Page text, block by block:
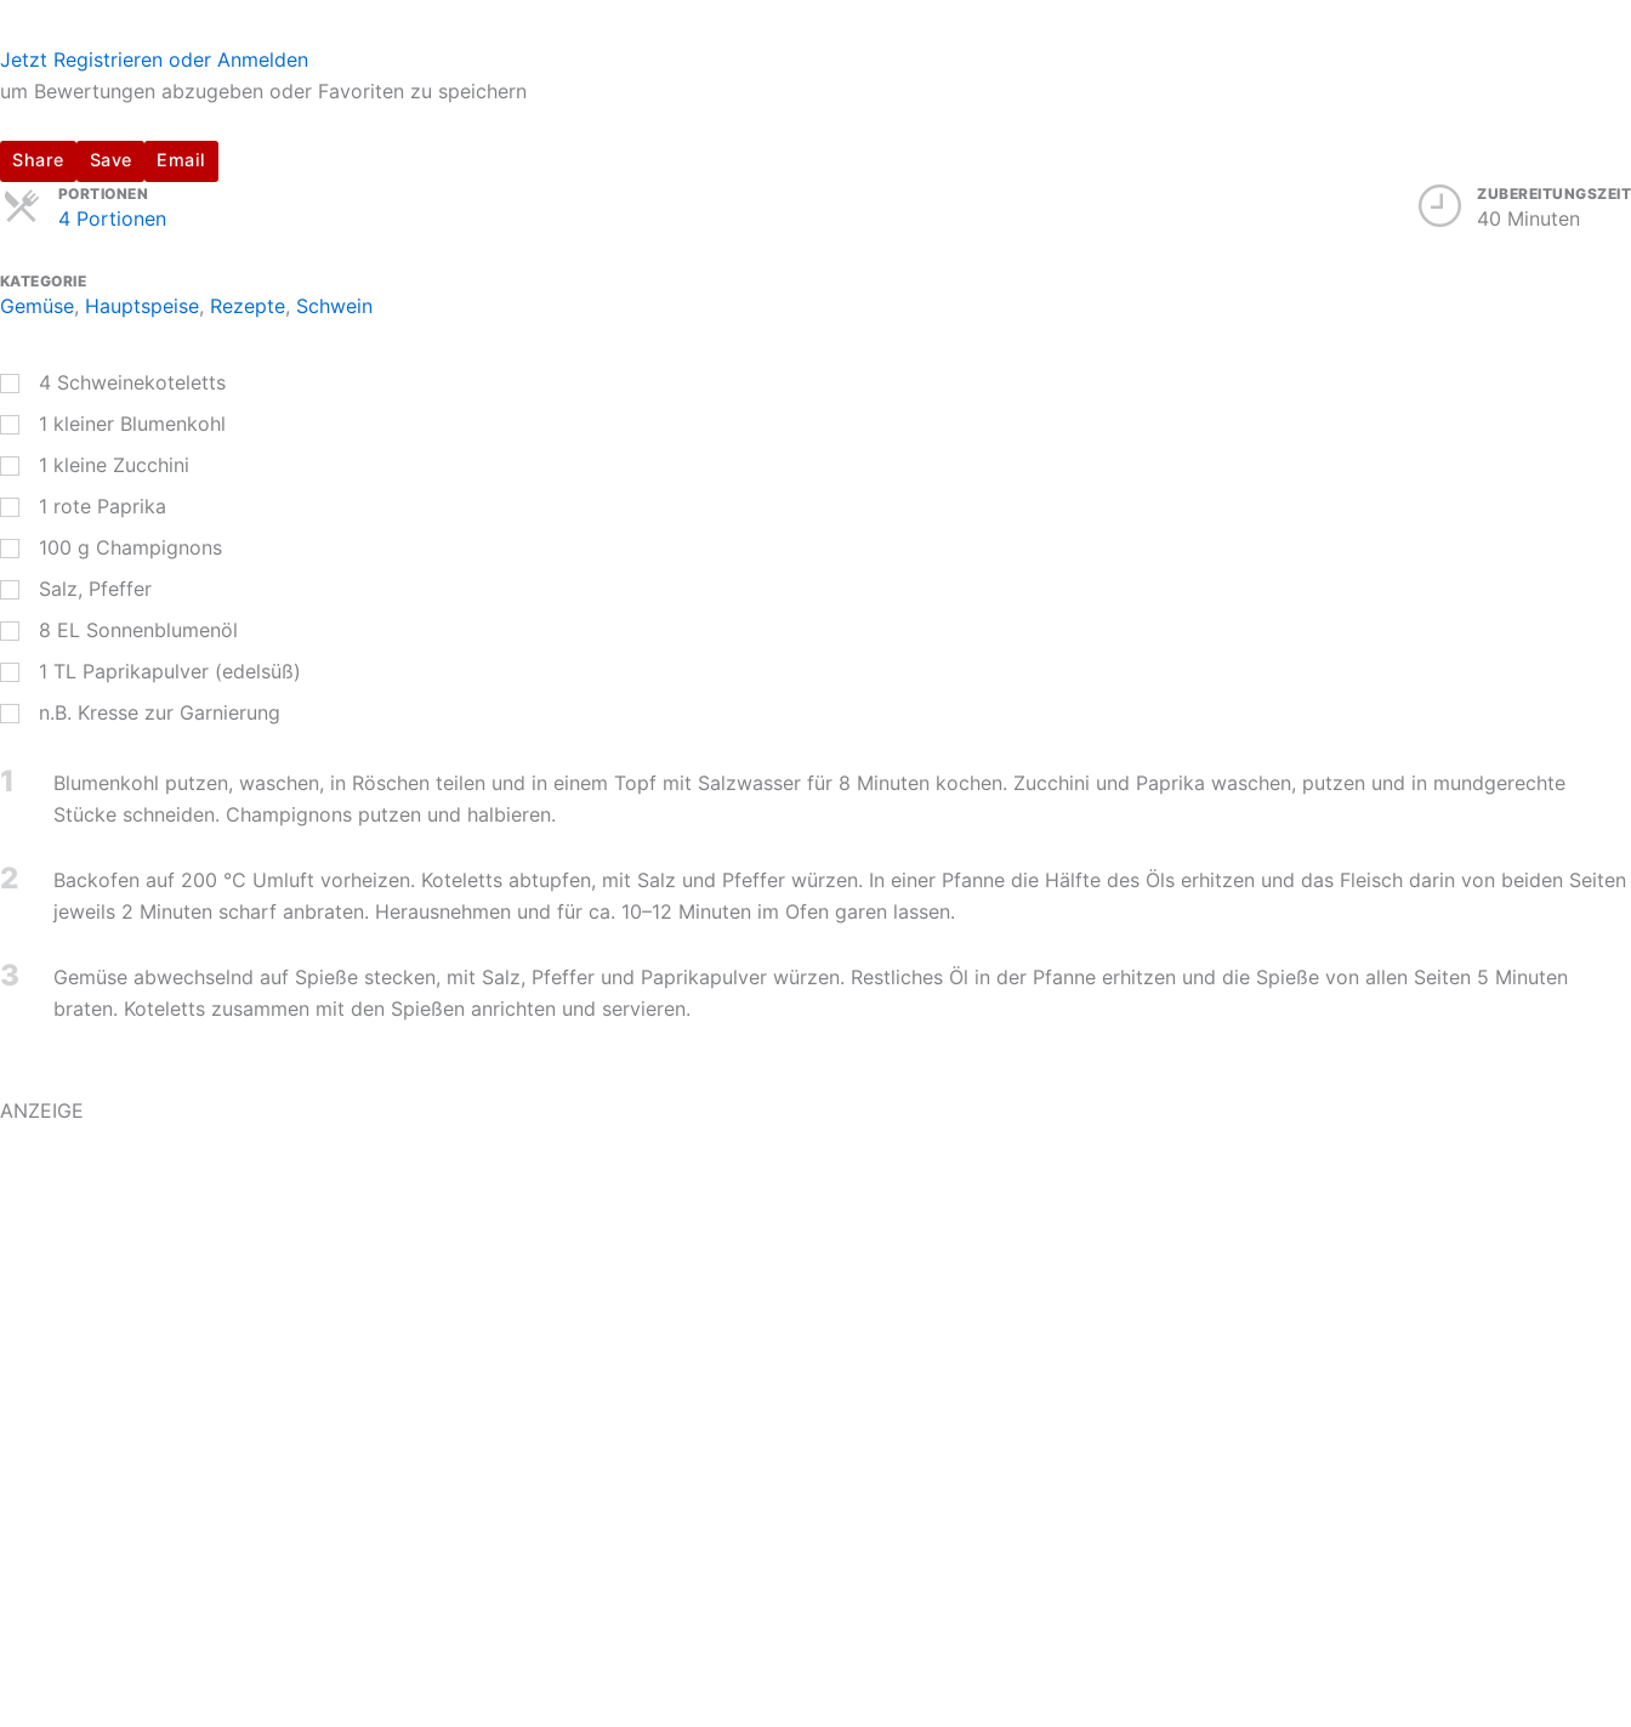
Jetzt Registrieren oder Anmelden
um Bewertungen abzugeben oder Favoriten zu speichern
Share Save Email
PORTIONEN
4 Portionen
ZUBEREITUNGSZEIT
40 Minuten
KATEGORIE
Gemüse, Hauptspeise, Rezepte, Schwein
4 Schweinekoteletts
1 kleiner Blumenkohl
1 kleine Zucchini
1 rote Paprika
100 g Champignons
Salz, Pfeffer
8 EL Sonnenblumenöl
1 TL Paprikapulver (edelsüß)
n.B. Kresse zur Garnierung
1
Blumenkohl putzen, waschen, in Röschen teilen und in einem Topf mit Salzwasser für 8 Minuten kochen. Zucchini und Paprika waschen, putzen und in mundgerechte
Stücke schneiden. Champignons putzen und halbieren.
2
Backofen auf 200 °C Umluft vorheizen. Koteletts abtupfen, mit Salz und Pfeffer würzen. In einer Pfanne die Hälfte des Öls erhitzen und das Fleisch darin von beiden Seiten
jeweils 2 Minuten scharf anbraten. Herausnehmen und für ca. 10–12 Minuten im Ofen garen lassen.
3
Gemüse abwechselnd auf Spieße stecken, mit Salz, Pfeffer und Paprikapulver würzen. Restliches Öl in der Pfanne erhitzen und die Spieße von allen Seiten 5 Minuten
braten. Koteletts zusammen mit den Spießen anrichten und servieren.
ANZEIGE